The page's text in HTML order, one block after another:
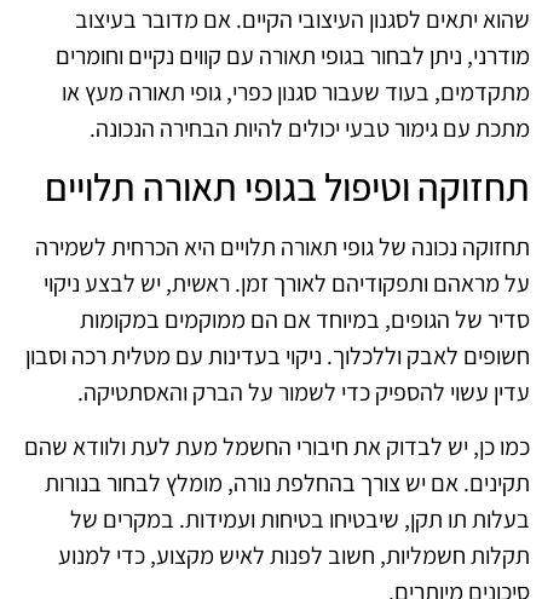
שהוא יתאים לסגנון העיצובי הקיים. אם מדובר בעיצוב
מודרני, ניתן לבחור בגופי תאורה עם קווים נקיים וחומרים
מתקדמים, בעוד שעבור סגנון כפרי, גופי תאורה מעץ או
מתכת עם גימור טבעי יכולים להיות הבחירה הנכונה.
תחזוקה וטיפול בגופי תאורה תלויים
תחזוקה נכונה של גופי תאורה תלויים היא הכרחית לשמירה
על מראהם ותפקודיהם לאורך זמן. ראשית, יש לבצע ניקוי
סדיר של הגופים, במיוחד אם הם ממוקמים במקומות
חשופים לאבק וללכלוך. ניקוי בעדינות עם מטלית רכה וסבון
עדין עשוי להספיק כדי לשמור על הברק והאסתטיקה.
כמו כן, יש לבדוק את חיבורי החשמל מעת לעת ולוודא שהם
תקינים. אם יש צורך בהחלפת נורה, מומלץ לבחור בנורות
בעלות תו תקן, שיבטיחו בטיחות ועמידות. במקרים של
תקלות חשמליות, חשוב לפנות לאיש מקצוע, כדי למנוע
סיכונים מיותרים.